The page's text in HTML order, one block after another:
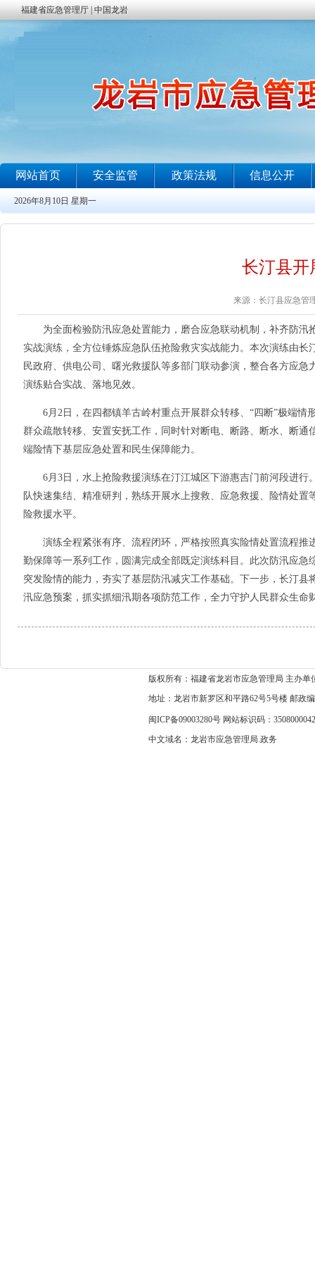
长汀县开
来源：长汀县应急管
为全面检验防汛应急处置能力，磨合应急联动机制，补齐防汛
实战演练，全方位锤炼应急队伍抢险救灾实战能力。本次演练由
民政府、供电公司、曙光救援队等多部门联动参演，整合各方应
演练贴合实战、落地见效。
6月2日，在四都镇羊古岭村重点开展群众转移、“四断”极端情
群众疏散转移、安置安抚工作，同时针对断电、断路、断水、断
端险情下基层应急处置和民生保障能力。
6月3日，水上抢险救援演练在汀江城区下游惠吉门前河段进行
队快速集结、精准研判，熟练开展水上搜救、应急救援、险情处
险救援水平。
演练全程紧张有序、流程闭环，严格按照真实险情处置流程推
勤保障等一系列工作，圆满完成全部既定演练科目。此次防汛应
突发险情的能力，夯实了基层防汛减灾工作基础。下一步，长汀
汛应急预案，抓实抓细汛期各项防范工作，全力守护人民群众生命